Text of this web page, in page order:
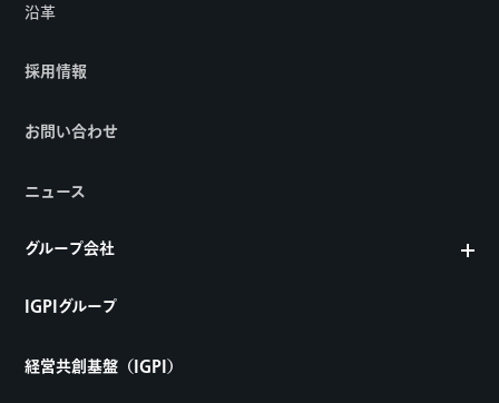
沿革
採用情報
お問い合わせ
ニュース
グループ会社
IGPIグループ
経営共創基盤（IGPI）